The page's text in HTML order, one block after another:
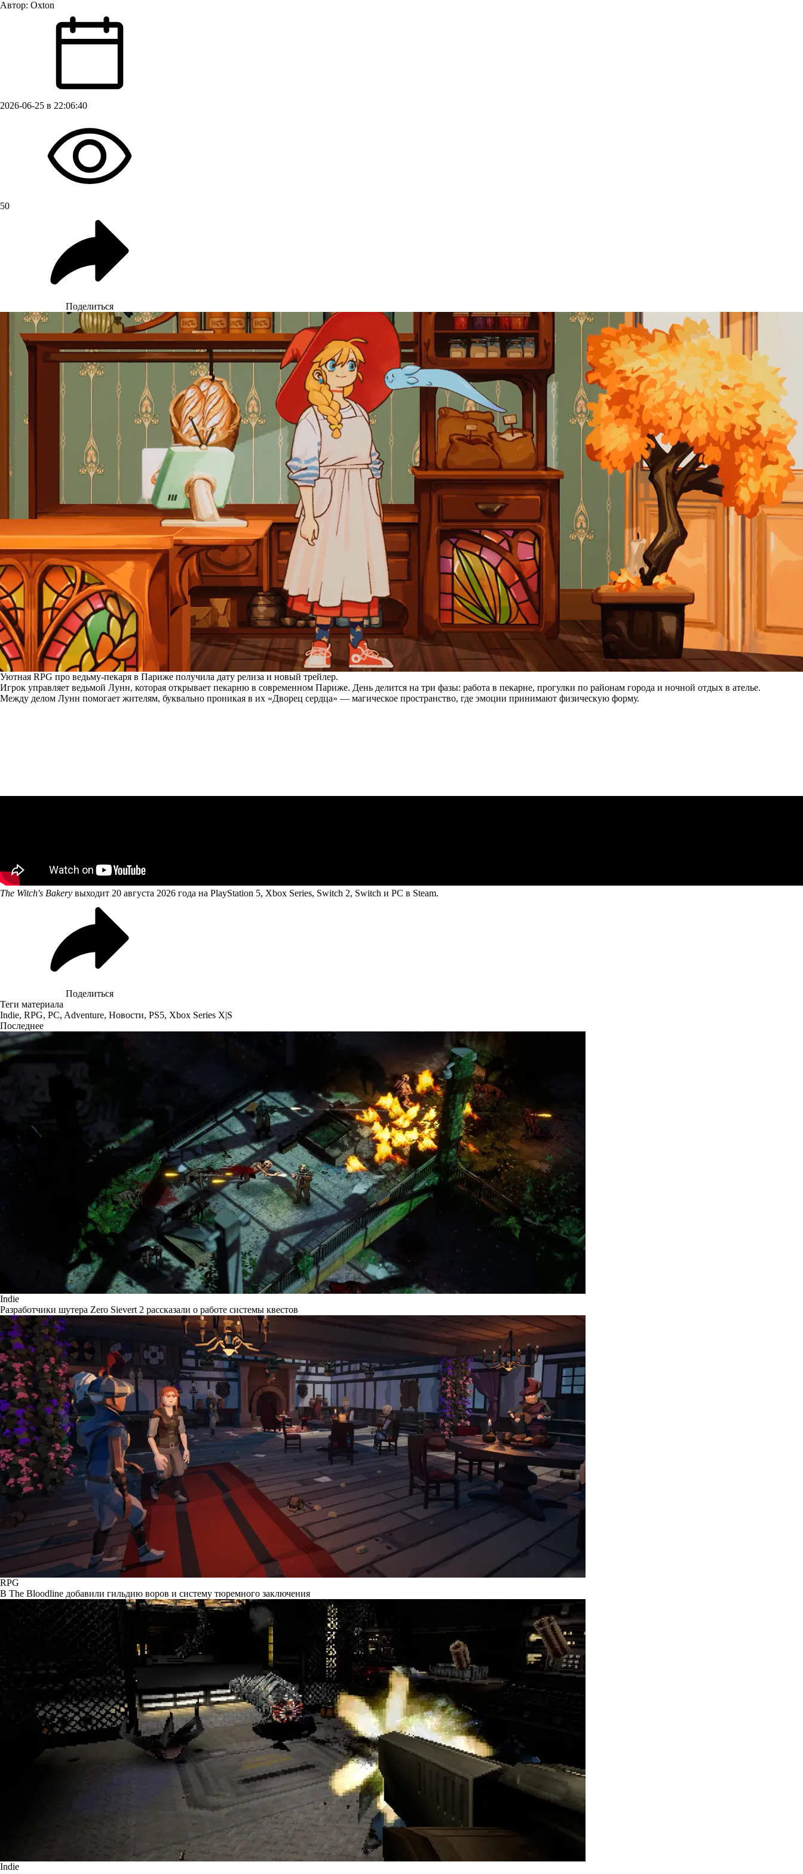
Автор: Oxton
2026-06-25 в 22:06:40
50
Поделиться
Уютная RPG про ведьму-пекаря в Париже получила дату релиза и новый трейлер.
Игрок управляет ведьмой Лунн, которая открывает пекарню в современном Париже. День делится на три фазы: работа в пекарне, прогулки по районам города и ночной отдых в ателье.
Между делом Лунн помогает жителям, буквально проникая в их «Дворец сердца» — магическое пространство, где эмоции принимают физическую форму.
The Witch's Bakery выходит 20 августа 2026 года на PlayStation 5, Xbox Series, Switch 2, Switch и PC в Steam.
Поделиться
Теги материала
Indie, RPG, PC, Adventure, Новости, PS5, Xbox Series X|S
Последнее
Indie
Разработчики шутера Zero Sievert 2 рассказали о работе системы квестов
RPG
В The Bloodline добавили гильдию воров и систему тюремного заключения
Indie